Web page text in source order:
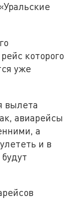
которого
уже
вылета
авиарейсы
а
и в